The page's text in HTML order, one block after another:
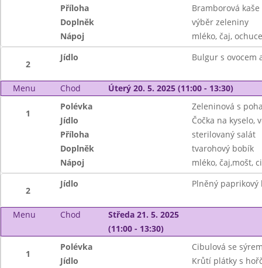
Příloha
Bramborová kaše
Doplněk
výběr zeleniny
Nápoj
mléko, čaj,
2
Jídlo Bulgur s ovocem
Menu Chod Úterý 20. 5. 2025 (11:00 - 13:30)
1
Polévka
Zeleninová s
Jídlo
Čočka na kyselo,
Příloha
sterilovaný salát
Doplněk
tvarohový bobík
Nápoj
mléko, čaj,mošt,
2
Jídlo Plněný paprikový
Menu Chod
Středa 21. 5. 2025
(11:00 - 13:30)
1
Polévka
Cibulová se
Jídlo
Krůtí plátky s